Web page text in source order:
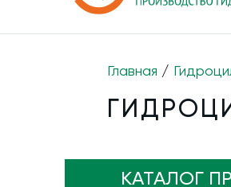
Главная /
КАТАЛОГ